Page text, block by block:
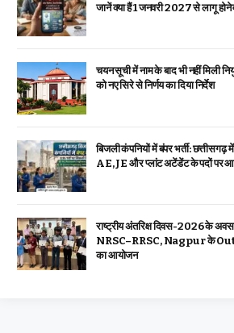
जानें क्या हैं 1 जनवरी 2027 से लागू होने
चयन सूची में नाम के बाद भी नहीं मिली
को नए सिरे से निर्णय का दिया निर्देश
बिजली कंपनियों में बंपर भर्ती:
AE, JE और प्लांट अटेंडेंट के पदों पर
राष्ट्रीय अंतरिक्ष दिवस-2026 के
NRSC–RRSC, Nagpur के
का आयोजन